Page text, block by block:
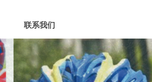
联系我们